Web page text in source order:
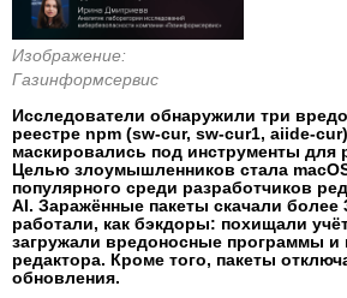
Изображение:
Газинформсервис
Исследователи обнаружили три
реестре npm (sw-cur, sw-cur1, aiide-
маскировались под инструменты для
Целью злоумышленников стала
популярного среди разработчиков
AI. Заражённые пакеты скачали более
работали, как бэкдоры: похищали
загружали вредоносные программы и
редактора. Кроме того, пакеты
обновления.